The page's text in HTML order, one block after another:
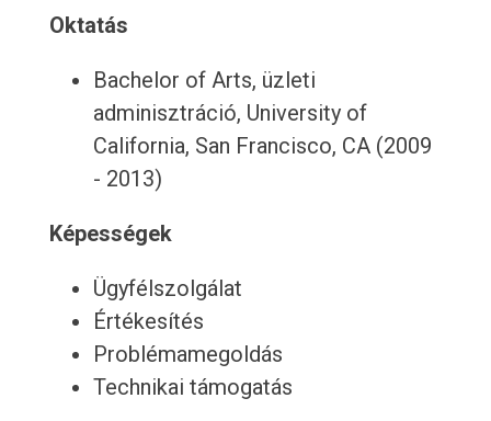
Oktatás
Bachelor of Arts, üzleti
adminisztráció, University of
California, San Francisco, CA (2009
- 2013)
Képességek
Ügyfélszolgálat
Értékesítés
Problémamegoldás
Technikai támogatás